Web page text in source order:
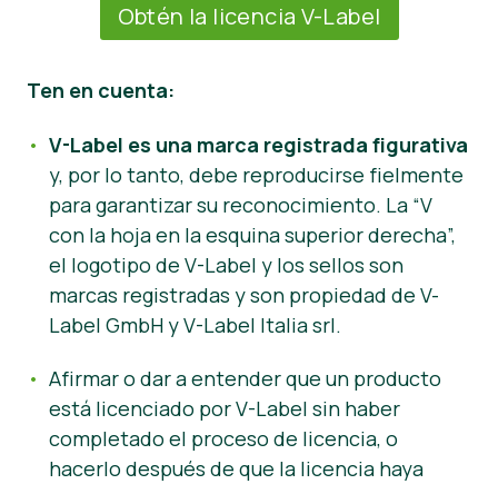
Obtén la licencia V-Label
Ten en cuenta:
V-Label es una marca registrada figurativa
y, por lo tanto, debe reproducirse fielmente
para garantizar su reconocimiento. La “V
con la hoja en la esquina superior derecha”,
el logotipo de V-Label y los sellos son
marcas registradas y son propiedad de V-
Label GmbH y V-Label Italia srl.
Afirmar o dar a entender que un producto
está licenciado por V-Label sin haber
completado el proceso de licencia, o
hacerlo después de que la licencia haya